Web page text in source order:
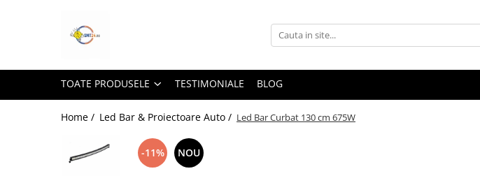
Toate Produsele
Accesorii Electrice
Lampi Solare Stradale
TOATE PRODUSELE TESTIMONIALE BLOG
Home / Led Bar & Proiectoare Auto / Led Bar Curbat 130 cm 675W
-11% NOU